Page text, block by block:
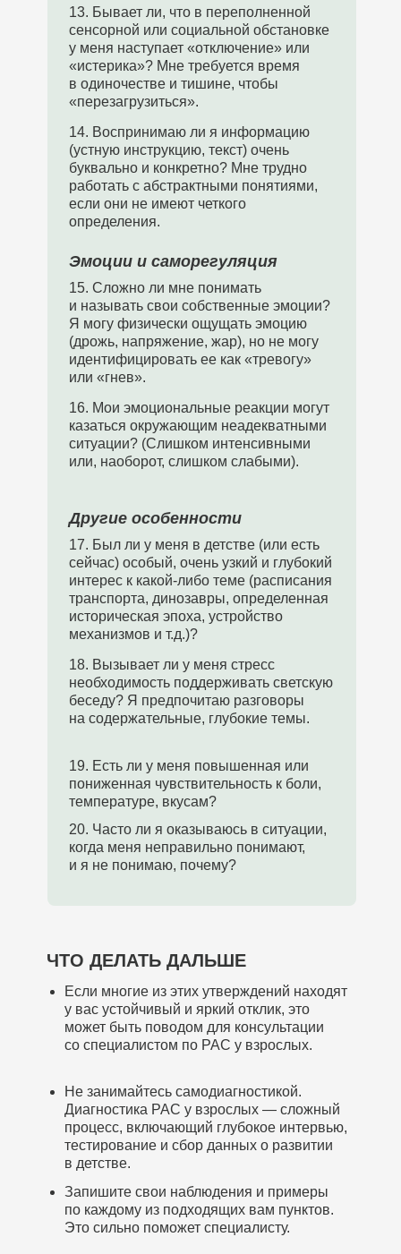
13. Бывает ли, что в переполненной
сенсорной или социальной обстановке
у меня наступает «отключение» или
«истерика»? Мне требуется время
в одиночестве и тишине, чтобы
«перезагрузиться».
ЧТО ДЕЛАТЬ ДАЛЬШЕ
14. Воспринимаю ли я информацию
(устную инструкцию, текст) очень
буквально и конкретно? Мне трудно
работать с абстрактными понятиями,
если они не имеют четкого
определения.
Эмоции и саморегуляция
Другие особенности
15. Сложно ли мне понимать
и называть свои собственные эмоции?
Я могу физически ощущать эмоцию
(дрожь, напряжение, жар), но не могу
идентифицировать ее как «тревогу»
или «гнев».
16. Мои эмоциональные реакции могут
казаться окружающим неадекватными
ситуации? (Слишком интенсивными
или, наоборот, слишком слабыми).
17. Был ли у меня в детстве (или есть
сейчас) особый, очень узкий и глубокий
интерес к какой-либо теме (расписания
транспорта, динозавры, определенная
историческая эпоха, устройство
механизмов и т.д.)?
18. Вызывает ли у меня стресс
необходимость поддерживать светскую
беседу? Я предпочитаю разговоры
на содержательные, глубокие темы.
19. Есть ли у меня повышенная или
пониженная чувствительность к боли,
температуре, вкусам?
20. Часто ли я оказываюсь в ситуации,
когда меня неправильно понимают,
и я не понимаю, почему?
Если многие из этих утверждений находят
у вас устойчивый и яркий отклик, это
может быть поводом для консультации
со специалистом по РАС у взрослых.
Не занимайтесь самодиагностикой.
Диагностика РАС у взрослых — сложный
процесс, включающий глубокое интервью,
тестирование и сбор данных о развитии
в детстве.
Запишите свои наблюдения и примеры
по каждому из подходящих вам пунктов.
Это сильно поможет специалисту.